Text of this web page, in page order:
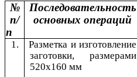
№
п/
п
Последовательность
основных операций
1.
Разметка и изготовление
заготовки, размерами
520х160 мм